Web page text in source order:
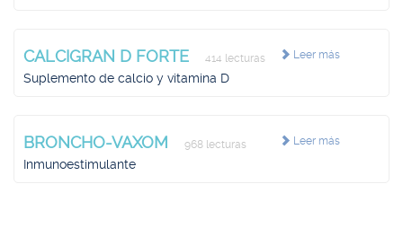
Leer más
CALCIGRAN D FORTE 414 lecturas
Suplemento de calcio y vitamina D
Leer más
BRONCHO-VAXOM 968 lecturas
Inmunoestimulante